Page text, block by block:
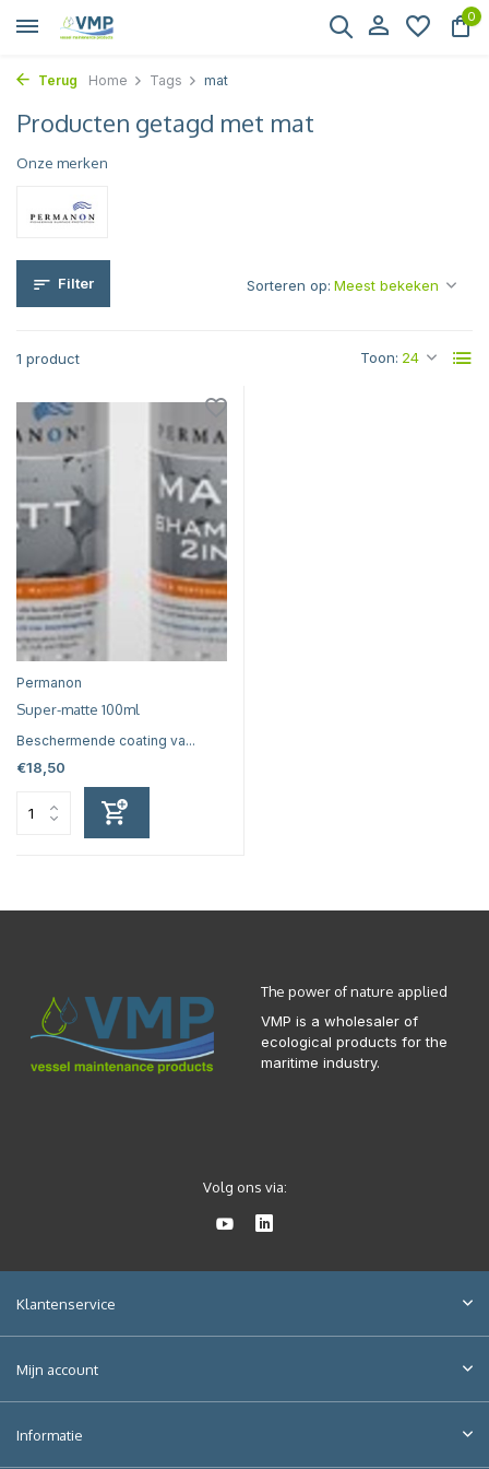
0
Terug Home Tags mat
Producten getagd met mat
Onze merken
Filter
1 product Toon:
Sorteren op:
Permanon
Super-matte 100ml
Beschermende coating va...
€18,50
The power of nature applied
VMP is a wholesaler of
ecological products for the
maritime industry.
Volg ons via:
Klantenservice
Mijn account
Informatie